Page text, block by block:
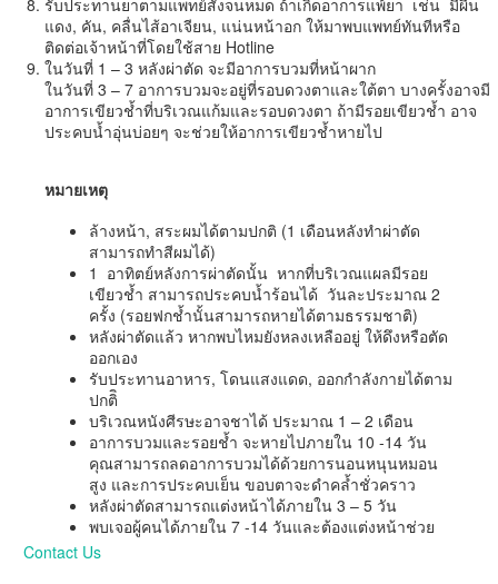
แดง, คัน, คลื่นไส้อาเจียน, แน่นหน้าอก ให้มาพบแพทย์ทันทีหรือ
ติดต่อเจ้าหน้าที่โดยใช้สาย Hotline
ในวันที่ 1 – 3 หลังผ่าตัด จะมีอาการบวมที่หน้าผาก
ในวันที่ 3 – 7 อาการบวมจะอยู่ที่รอบดวงตาและใต้ตา บางครั้งอาจมี
อาการเขียวช้ำที่บริเวณแก้มและรอบดวงตา ถ้ามีรอยเขียวช้ำ อาจ
ประคบน้ำอุ่นบ่อยๆ จะช่วยให้อาการเขียวช้ำหายไป
หมายเหตุ
ล้างหน้า, สระผมได้ตามปกติ (1 เดือนหลังทำผ่าตัด
สามารถทำสีผมได้)
1 อาทิตย์หลังการผ่าตัดนั้น หากที่บริเวณแผลมีรอย
เขียวช้ำ สามารถประคบน้ำร้อนได้ วันละประมาณ 2
ครั้ง (รอยฟกช้ำนั้นสามารถหายได้ตามธรรมชาติ)
หลังผ่าตัดแล้ว หากพบไหมยังหลงเหลืออยู่ ให้ดึงหรือตัด
ออกเอง
รับประทานอาหาร, โดนแสงแดด, ออกกำลังกายได้ตาม
ปกติิ
บริเวณหนังศีรษะอาจชาได้ ประมาณ 1 – 2 เดือน
อาการบวมและรอยช้ำ จะหายไปภายใน 10 -14 วัน
คุณสามารถลดอาการบวมได้ด้วยการนอนหนุนหมอน
สูง และการประคบเย็น ขอบตาจะดำคล้ำชั่วคราว
หลังผ่าตัดสามารถแต่งหน้าได้ภายใน 3 – 5 วัน
พบเจอผู้คนได้ภายใน 7 -14 วันและต้องแต่งหน้าช่วย
Contact Us